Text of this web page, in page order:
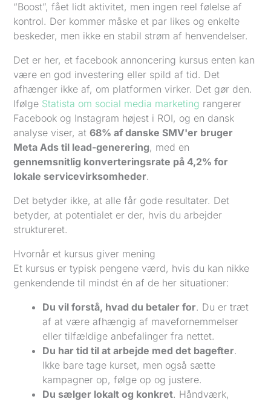
“Boost”, fået lidt aktivitet, men ingen reel følelse af
kontrol. Der kommer måske et par likes og enkelte
beskeder, men ikke en stabil strøm af henvendelser.
Det er her, et facebook annoncering kursus enten kan
være en god investering eller spild af tid. Det
afhænger ikke af, om platformen virker. Det gør den.
Ifølge Statista om social media marketing rangerer
Facebook og Instagram højest i ROI, og en dansk
analyse viser, at68% af danske SMV'er bruger
Meta Ads til lead-generering, med en
gennemsnitlig konverteringsrate på 4,2% for
lokale servicevirksomheder.
Det betyder ikke, at alle får gode resultater. Det
betyder, at potentialet er der, hvis du arbejder
struktureret.
Hvornår et kursus giver mening
Et kursus er typisk pengene værd, hvis du kan nikke
genkendende til mindst én af de her situationer:
Du vil forstå, hvad du betaler for. Du er træt
af at være afhængig af mavefornemmelser
eller tilfældige anbefalinger fra nettet.
Du har tid til at arbejde med det bagefter.
Ikke bare tage kurset, men også sætte
kampagner op, følge op og justere.
Du sælger lokalt og konkret. Håndværk,